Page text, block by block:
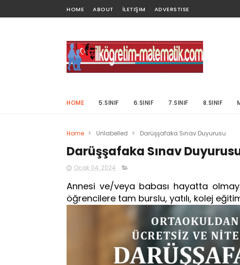
HOME ABOUT İLETIŞIM ADVERSTISE
HOME 5.SINIF 6.SINIF 7.SINIF 8.SINIF
Home > Unlabelled > Darüşşafaka Sınav Duyurusu
Darüşşafaka Sınav
Ocak 04, 2024
Annesi ve/veya babası hayatta
öğrencilere tam burslu, yatılı, kolej